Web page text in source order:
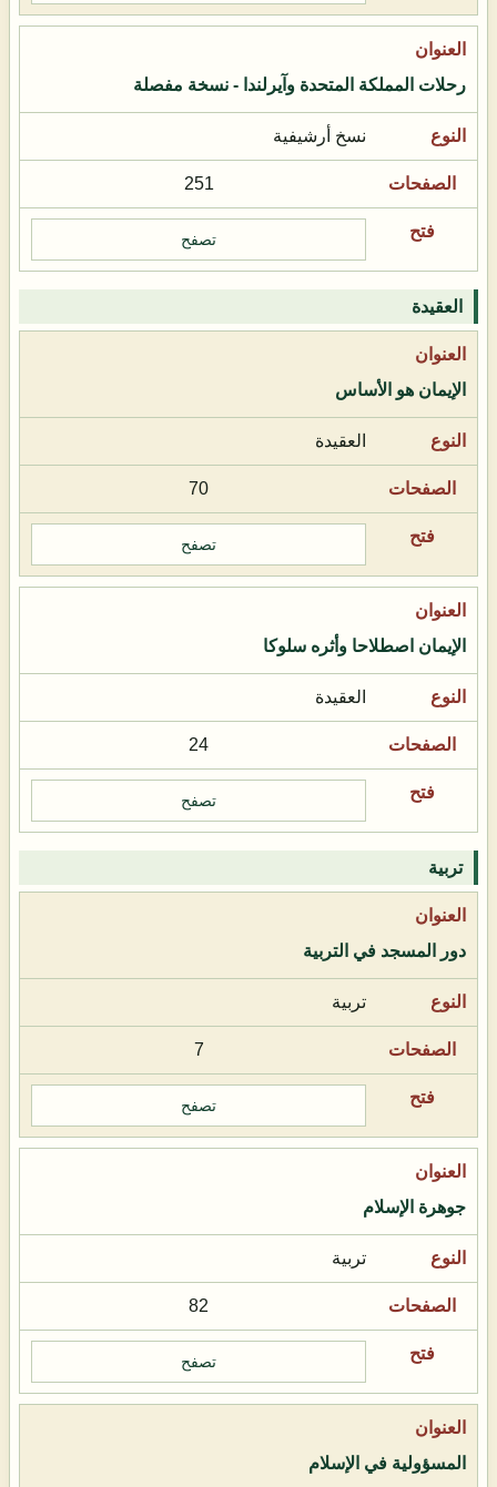
رحلات المملكة المتحدة وآيرلندا - نسخة مفصلة
نسخ أرشيفية
251
تصفح
العقيدة
الإيمان هو الأساس
العقيدة
70
تصفح
الإيمان اصطلاحا وأثره سلوكا
العقيدة
24
تصفح
تربية
دور المسجد في التربية
تربية
7
تصفح
جوهرة الإسلام
تربية
82
تصفح
المسؤولية في الإسلام